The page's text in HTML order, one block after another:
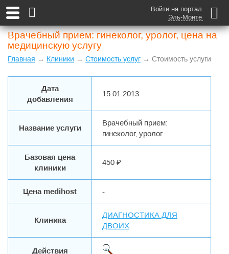
Войти на портал
Эль-Монте
Врачебный прием: гинеколог, уролог, цена на
медицинскую услугу
Главная → Клиники → Стоимость услуг → Стоимость услуги
Дата
добавления
15.01.2013
Название услуги
Врачебный прием:
гинеколог, уролог
Базовая цена
клиники
450 ₽
Цена medihost -
Клиника
ДИАГНОСТИКА ДЛЯ
ДВОИХ
Действия